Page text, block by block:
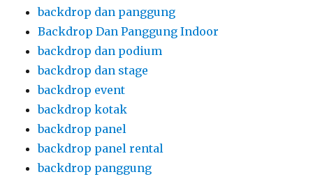
backdrop dan panggung
Backdrop Dan Panggung Indoor
backdrop dan podium
backdrop dan stage
backdrop event
backdrop kotak
backdrop panel
backdrop panel rental
backdrop panggung